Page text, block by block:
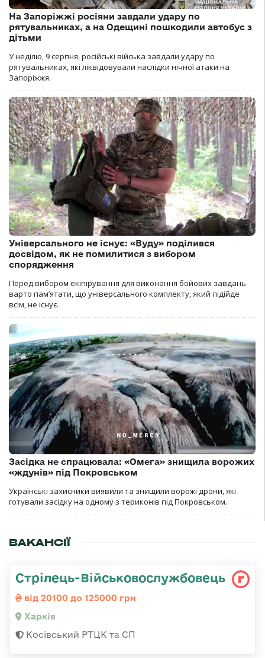
На Запоріжжі росіяни завдали удару по
рятувальниках, а на Одещині пошкодили автобус з
дітьми
У неділю, 9 серпня, російські війська завдали удару по
рятувальниках, які ліквідовували наслідки нічної атаки на
Запоріжжя.
Універсального не існує: «Вуду» поділився
досвідом, як не помилитися з вибором
спорядження
Перед вибором екіпірування для виконання бойових завдань
варто пам’ятати, що універсального комплекту, який підійде
всім, не існує.
Засідка не спрацювала: «Омега» знищила ворожих
«ждунів» під Покровськом
Українські захисники виявили та знищили ворожі дрони, які
готували засідку на одному з териконів під Покровськом.
ВАКАНСІЇ
Стрілець-Військовослужбовець
від 20100 до 125000 грн
Харків
Косівський РТЦК та СП